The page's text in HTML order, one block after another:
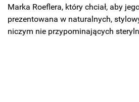
Marka Roeflera, który chciał, aby
prezentowana w naturalnych,
niczym nie przypominających